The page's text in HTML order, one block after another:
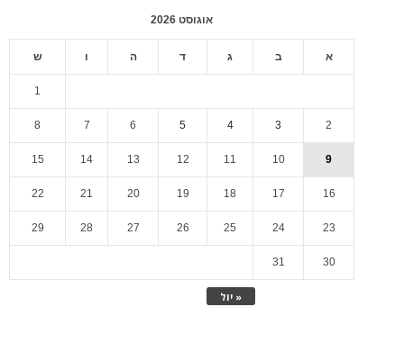
אוגוסט 2026
א ב ג ד ה ו ש
« יול
1
2
3
4
5
6
7
8
9
10
11
12
13
14
15
16
17
18
19
20
21
22
23
24
25
26
27
28
29
30
31